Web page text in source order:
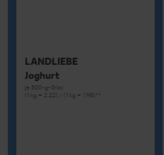
LANDLIEBE
Joghurt
je 500-g-Glas
(1 kg = 2.22) / (1 kg = 1.98)**